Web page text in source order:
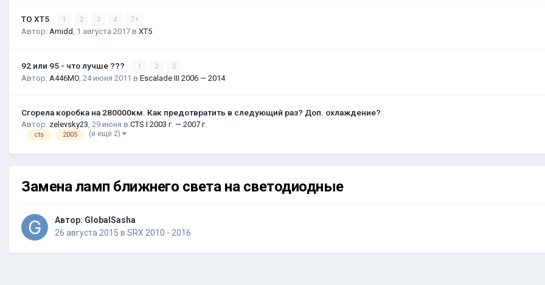
ТО XT5 1 2 3 4 7
Автор: Amidd 1 августа 2017 в XT5
92 или 95 - что лучше ??? 1 2 3
Автор: A446MO 24 июня 2011 в Escalade III 2006 — 2014
Сгорела коробка на 280000км. Как предотвратить в следующий раз? Доп. охлаждение?
Автор: zelevsky23 29 июня в CTS I 2003 г. — 2007 г.
cts 2005 (и ещё 2)
Замена ламп ближнего света на светодиодные
Автор: GlobalSasha
26 августа 2015 в SRX 2010 - 2016